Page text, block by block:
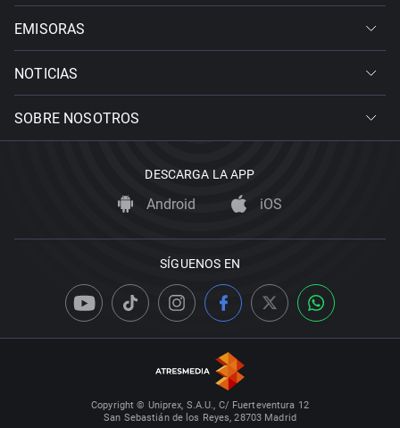
EMISORAS
NOTICIAS
SOBRE NOSOTROS
DESCARGA LA APP
Android iOS
SÍGUENOS EN
Copyright © Uniprex, S.A.U., C/ Fuerteventura 12
San Sebastián de los Reyes, 28703 Madrid